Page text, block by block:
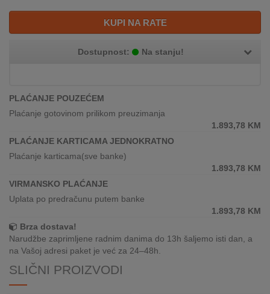
REKLAMACIJA
NAMA
KATALOZI
KUPITI?
KUPOVINA
IZ
OZNAKE
ENERGETSKE
UČINKOVITOSTI
KUPI NA RATE
Dostupnost: Na stanju!
PLAĆANJE POUZEĆEM
Plaćanje gotovinom prilikom preuzimanja
1.893,78 KM
PLAĆANJE KARTICAMA JEDNOKRATNO
Plaćanje karticama(sve banke)
1.893,78 KM
VIRMANSKO PLAĆANJE
Uplata po predračunu putem banke
1.893,78 KM
Brza dostava!
Narudžbe zaprimljene radnim danima do 13h šaljemo isti dan, a
na Vašoj adresi paket je već za 24–48h.
SLIČNI PROIZVODI